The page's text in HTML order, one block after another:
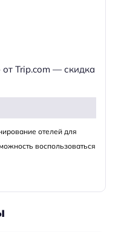
от Trip.com — скидка
отелей для
воспользоваться